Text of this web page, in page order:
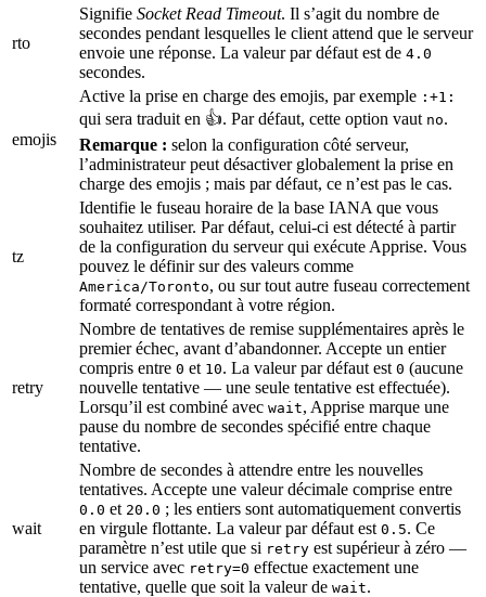
rto
Signifie Socket Read Timeout. Il s’agit du nombre de
secondes pendant lesquelles le client attend que le serveur
envoie une réponse. La valeur par défaut est de 4.0
secondes.
emojis
Active la prise en charge des emojis, par exemple :+1:
qui sera traduit en 👍. Par défaut, cette option vaut no.
Remarque : selon la configuration côté serveur,
l’administrateur peut désactiver globalement la prise en
charge des emojis ; mais par défaut, ce n’est pas le cas.
tz
Identifie le fuseau horaire de la base IANA que vous
souhaitez utiliser. Par défaut, celui-ci est détecté à partir
de la configuration du serveur qui exécute Apprise. Vous
pouvez le définir sur des valeurs comme
America/Toronto, ou sur tout autre fuseau correctement
formaté correspondant à votre région.
retry
Nombre de tentatives de remise supplémentaires après le
premier échec, avant d’abandonner. Accepte un entier
compris entre 0 et 10. La valeur par défaut est 0 (aucune
nouvelle tentative — une seule tentative est effectuée).
Lorsqu’il est combiné avec wait, Apprise marque une
pause du nombre de secondes spécifié entre chaque
tentative.
wait
Nombre de secondes à attendre entre les nouvelles
tentatives. Accepte une valeur décimale comprise entre
0.0 et 20.0 ; les entiers sont automatiquement convertis
en virgule flottante. La valeur par défaut est 0.5. Ce
paramètre n’est utile que si retry est supérieur à zéro —
un service avec retry=0 effectue exactement une
tentative, quelle que soit la valeur de wait.